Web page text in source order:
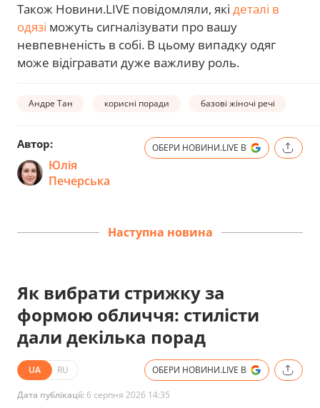
Також Новини.LIVE повідомляли, які деталі в
одязі можуть сигналізувати про вашу
невпевненість в собі. В цьому випадку одяг
може відігравати дуже важливу роль.
Андре Тан корисні поради базові жіночі речі
Автор:
Юлія
Печерська
ОБЕРИ НОВИНИ.LIVE В
Наступна новина
Як вибрати стрижку за
формою обличчя: стилісти
дали декілька порад
UA RU ОБЕРИ НОВИНИ.LIVE В
Дата публікації: 6 серпня 2026 14:35